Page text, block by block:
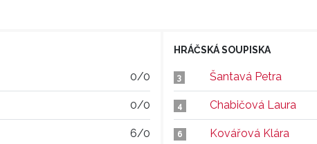
0/0
0/0
6/0
HRÁČSKÁ SOUPISKA
3 Šantavá Petra
4 Chabičová Laura
6 Kovářová Klára